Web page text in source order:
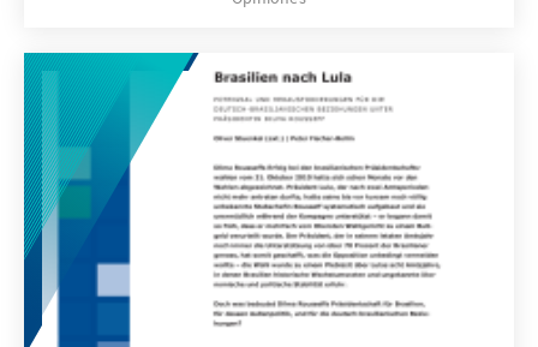
Bundeswehr“ und einer Rede des Ministers zu
den wichtigsten Prinzipien für die Umsetzung
strategischer Überlegungen in die konkrete
Planung der Bundeswehr. Eine Analyse der
Ergebnisse dieser Papiere und Vorstellung der
künftigen Herausforderungen der